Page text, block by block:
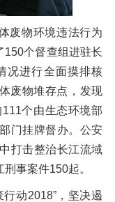
废物环境违法行为
150个督查组进驻长
况进行全面摸排核
废物堆存点，发现
个由生态环境部
门挂牌督办。公安
打击整治长江流域
事案件150起。
动2018”，坚决遏